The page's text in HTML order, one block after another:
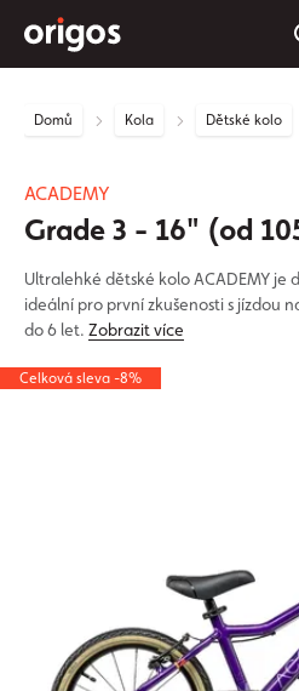
Domů Kola Dětské kolo
ACADEMY
Grade 3 - 16" (od
Ultralehké dětské kolo ACADEMY
ideální pro první zkušenosti s jízdou
do 6 let. Zobrazit více
Celková sleva -8%